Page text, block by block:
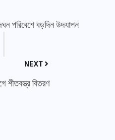
পরিবেশে বড়দিন উদযাপন
NEXT
শীতবস্ত্র বিতরণ